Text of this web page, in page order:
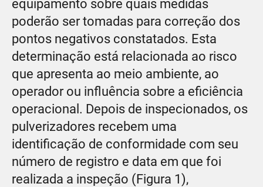
equipamento sobre quais medidas
poderão ser tomadas para correção dos
pontos negativos constatados. Esta
determinação está relacionada ao risco
que apresenta ao meio ambiente, ao
operador ou influência sobre a eficiência
operacional. Depois de inspecionados, os
pulverizadores recebem uma
identificação de conformidade com seu
número de registro e data em que foi
realizada a inspeção (Figura 1),